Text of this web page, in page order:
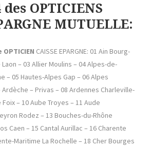
OPTICIENS
MUTUELLE:
OPTICIEN CAISSE EPARGNE: 01 Ain Bourg-
– 03 Allier Moulins – 04 Alpes-de-
– 05 Hautes-Alpes Gap – 06 Alpes
Ardèche – Privas – 08 Ardennes Charleville-
– 10 Aube Troyes – 11 Aude
Rodez – 13 Bouches-du-Rhône
Caen – 15 Cantal Aurillac – 16 Charente
Maritime La Rochelle – 18 Cher Bourges